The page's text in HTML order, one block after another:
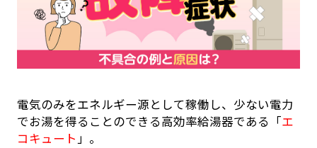
電気のみをエネルギー源として稼働し、少ない電力
でお湯を得ることのできる高効率給湯器である「エ
コキュート」。